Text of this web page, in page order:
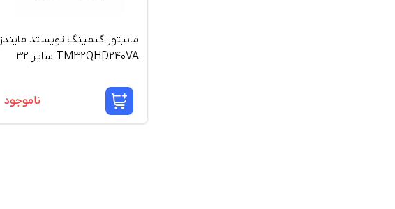
مانیتور گیمینگ تویستد مایندز
TM32QHD240VA سایز 32
ناموجود